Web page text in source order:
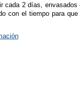
2 días, envasados
con el tiempo para